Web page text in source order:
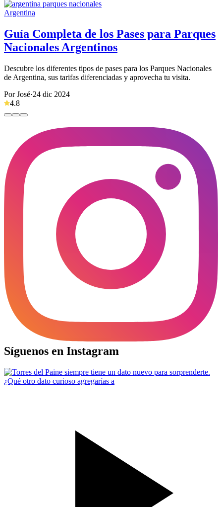
Argentina
Guía Completa de los Pases para Parques
Nacionales Argentinos
Descubre los diferentes tipos de pases para los Parques Nacionales
de Argentina, sus tarifas diferenciadas y aprovecha tu visita.
Por José·24 dic 2024
4.8
Síguenos en Instagram